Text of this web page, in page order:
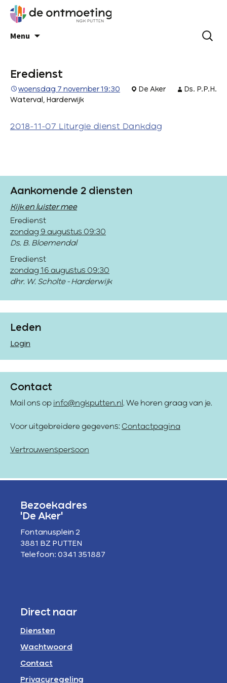
Menu
Eredienst
woensdag 7 november 19:30 De Aker
Ds. P.P.H.
Waterval, Harderwijk
2018-11-07 Liturgie dienst Dankdag
Aankomende 2 diensten
Kijk en luister mee
Eredienst
zondag 9 augustus 09:30
Ds. B. Bloemendal
Eredienst
zondag 16 augustus 09:30
dhr. W. Scholte - Harderwijk
Leden
Login
Contact
Mail ons op info@ngkputten.nl . We horen graag van je.
Voor uitgebreidere gegevens: Contactpagina
Vertrouwenspersoon
Bezoekadres
'De Aker'
Fontanusplein 2
3881 BZ PUTTEN
Telefoon: 0341 351887
Direct naar
Diensten
Wachtwoord
Contact
Privacyregeling